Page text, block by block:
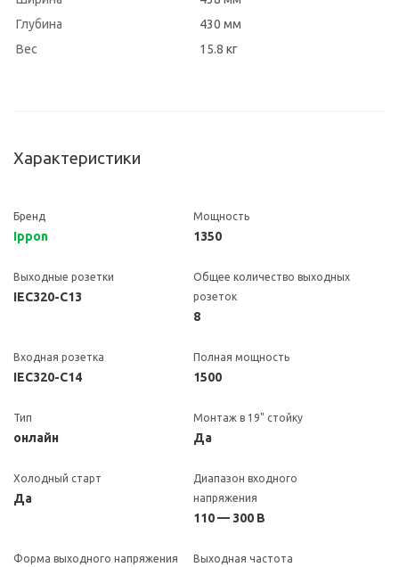
Глубина
430 мм
Вес
15.8 кг
Характеристики
Бренд
Ippon
Мощность
1350
Выходные розетки
IEC320-C13
Общее количество выходных
розеток
8
Входная розетка
IEC320-C14
Полная мощность
1500
Тип
онлайн
Монтаж в 19" стойку
Да
Холодный старт
Да
Диапазон входного
напряжения
110 — 300 В
Форма выходного напряжения Выходная частота